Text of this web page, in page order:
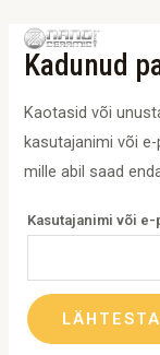
contentKadunud
Kaotasid või
kasutajanimi või
mille abil saad
Kasutajanimi või